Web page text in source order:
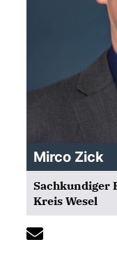
Mirco Zick
Sachkundiger
Kreis Wesel